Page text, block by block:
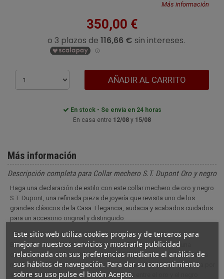
Este sitio web utiliza cookies propias y de terceros para
mejorar nuestros servicios y mostrarle publicidad
relacionada con sus preferencias mediante el análisis de
sus hábitos de navegación. Para dar su consentimiento
sobre su uso pulse el botón Acepto.
Más información
350,00 €
AÑADIR AL CARRITO
En stock - Se envía en 24 horas
En casa entre 12/08 y 15/08
Más información
Descripción completa para Collar mechero S.T. Dupont Oro y negro
Haga una declaración de estilo con este collar mechero de oro y negro
S.T. Dupont, una refinada pieza de joyería que revisita uno de los
grandes clásicos de la Casa. Elegancia, audacia y acabados cuidados
para un accesorio original y distinguido.
Este collar encendedor de oro y negro S.T. Dupont encarna una
combinación de refinamiento y audacia. Inspirado en el emblemático
mechero de la famosa marca francesa, este colgante único cautiva por
su elegante diseño y su llamativo contraste entre el oro y el negro